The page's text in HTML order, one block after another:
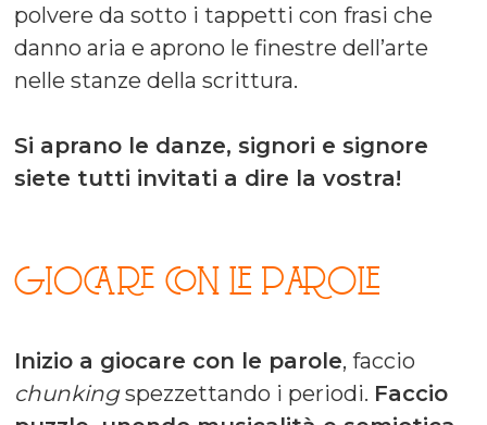
polvere da sotto i tappetti con frasi che
danno aria e aprono le finestre dell’arte
nelle stanze della scrittura.
Si aprano le danze, signori e signore
siete tutti invitati a dire la vostra!
GIOCARE CON LE PAROLE
Inizio a giocare con le parole, faccio
chunkingspezzettando i periodi. Faccio